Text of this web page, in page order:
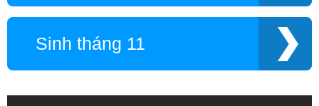
Sinh tháng 11